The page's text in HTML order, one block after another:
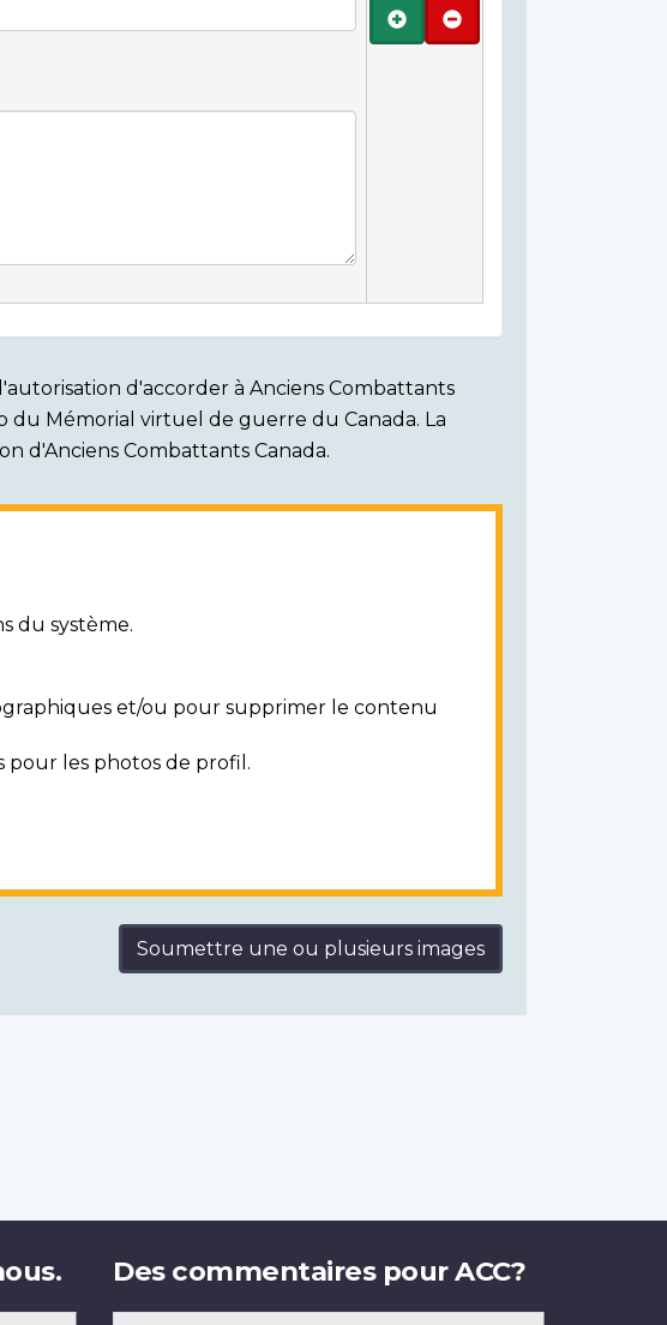
AjouterRetirer
d'accorder à Anciens Combattants
du Mémorial virtuel de guerre du Canada. La
d'Anciens Combattants Canada.
du système.
et/ou pour supprimer le contenu
pour les photos de profil.
Soumettre une ou plusieurs images
Des commentaires pour ACC?